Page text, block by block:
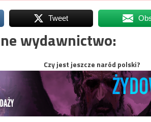
Tweet
wydawnictwo:
Czy jest jeszcze naród polski?